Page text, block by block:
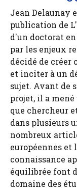
Jean Delaunay
publication de
d'un doctorat
par les enjeux
décidé de créer
et inciter à un
sujet. Avant de
projet, il a
que chercheur
dans plusieurs
nombreux
européennes et
connaissance
équilibrée font
domaine des